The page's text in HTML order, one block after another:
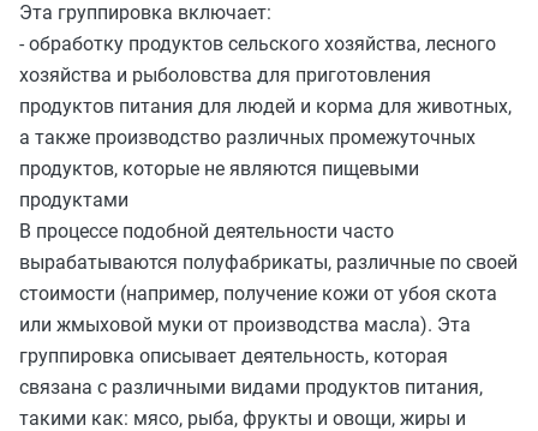
Эта группировка включает:
- обработку продуктов сельского хозяйства, лесного
хозяйства и рыболовства для приготовления
продуктов питания для людей и корма для животных,
а также производство различных промежуточных
продуктов, которые не являются пищевыми
продуктами
В процессе подобной деятельности часто
вырабатываются полуфабрикаты, различные по своей
стоимости (например, получение кожи от убоя скота
или жмыховой муки от производства масла). Эта
группировка описывает деятельность, которая
связана с различными видами продуктов питания,
такими как: мясо, рыба, фрукты и овощи, жиры и